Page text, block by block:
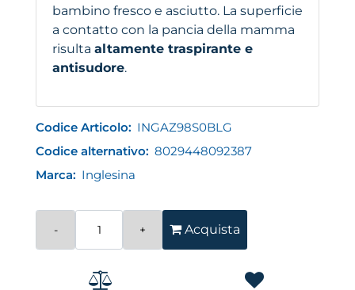
bambino fresco e asciutto. La superficie
a contatto con la pancia della mamma
risulta altamente traspirante e
antisudore.
Codice Articolo: INGAZ98S0BLG
Codice alternativo: 8029448092387
Marca: Inglesina
Acquista